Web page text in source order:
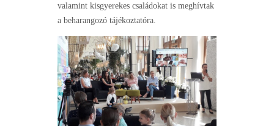
valamint kisgyerekes családokat is meghívtak
a beharangozó tájékoztatóra.